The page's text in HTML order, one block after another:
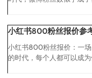
小红书800粉丝报价参
小红书800粉丝报价：一
的时代，每个人都可以成